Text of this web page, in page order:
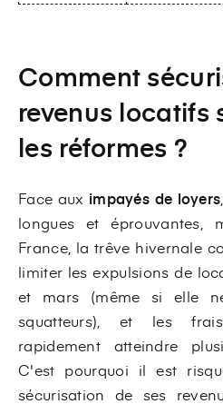
Comment
revenus locatifs
les réformes ?
Face aux impayés de loyers
longues et éprouvantes,
France, la trêve hivernale
limiter les expulsions de
et mars (même si elle
squatteurs), et les
rapidement atteindre
C'est pourquoi il est
sécurisation de ses